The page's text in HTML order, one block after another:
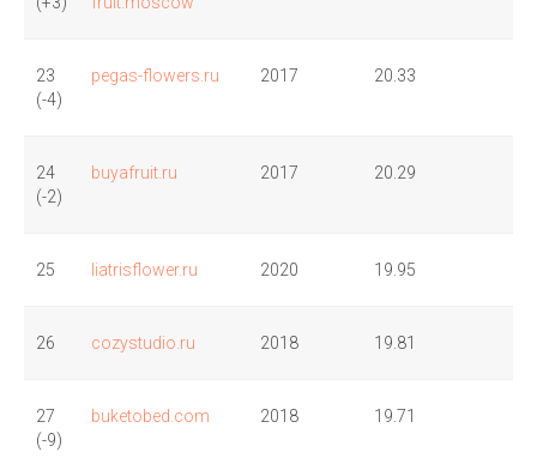
23
(-4)
pegas-flowers.ru 2017 20.33
24
(-2)
buyafruit.ru 2017 20.29
25 liatrisflower.ru 2020 19.95
26 cozystudio.ru 2018 19.81
27
(-9)
buketobed.com 2018 19.71